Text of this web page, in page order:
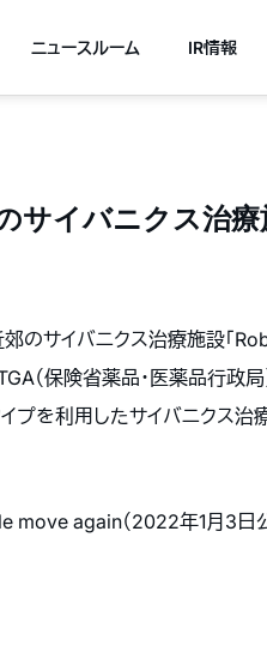
ニュースルーム IR情報
サイバニクス治
郊のサイバニクス治療施設「
（保険省薬品・医薬品行
を利用したサイバニクス治
again（2022年1月3日